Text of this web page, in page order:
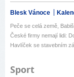
Blesk Vánoce
Peče se celá země,
České firmy nemají lidi:
Havlíček se stavebním
Sport